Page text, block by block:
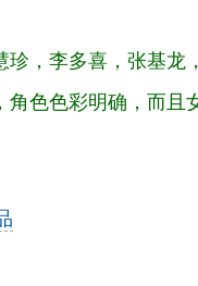
，李多喜，张基龙
色色彩明确，而